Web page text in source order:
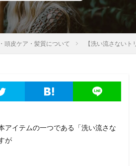
頭皮ケア・髪質について 【洗い流さない
アイテムの一つである「洗い流さな
が